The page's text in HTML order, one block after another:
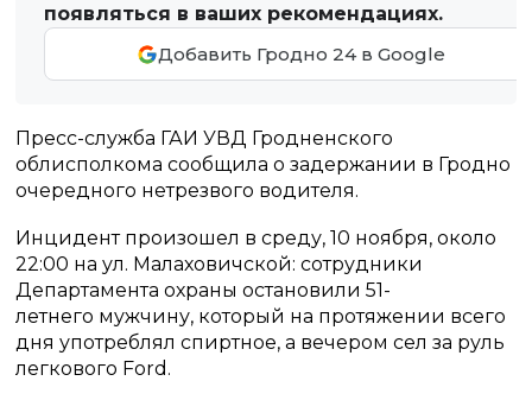
появляться в ваших рекомендациях.
Добавить Гродно 24 в Google
Пресс-служба ГАИ УВД Гродненского
облисполкома сообщила о задержании в Гродно
очередного нетрезвого водителя.
Инцидент произошел в среду, 10 ноября, около
22:00 на ул. Малаховичской: сотрудники
Департамента охраны остановили 51-
летнего мужчину, который на протяжении всего
дня употреблял спиртное, а вечером сел за руль
легкового Ford.